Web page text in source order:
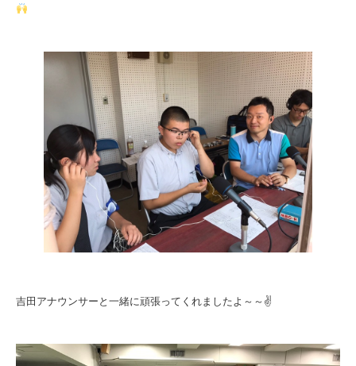
吉田アナウンサーと一緒に頑張ってくれましたよ～～✌